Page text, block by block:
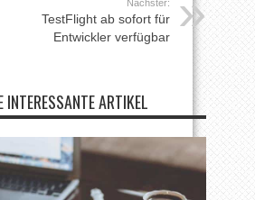
Nächster:
TestFlight ab sofort für
Entwickler verfügbar
INTERESSANTE ARTIKEL